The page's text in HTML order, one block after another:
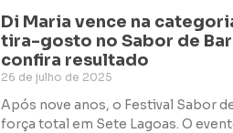
Di Maria vence na
tira-gosto no Sabor de
confira resultado
26 de julho de 2025
Após nove anos, o Festival Sabor
força total em Sete Lagoas. O